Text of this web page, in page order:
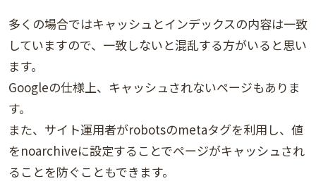
多くの場合ではキャッシュとインデックスの内容は一致
していますので、一致しないと混乱する方がいると思い
ます。
Googleの仕様上、キャッシュされないページもありま
す。
また、サイト運用者がrobotsのmetaタグを利用し、値
をnoarchiveに設定することでページがキャッシュされ
ることを防ぐこともできます。